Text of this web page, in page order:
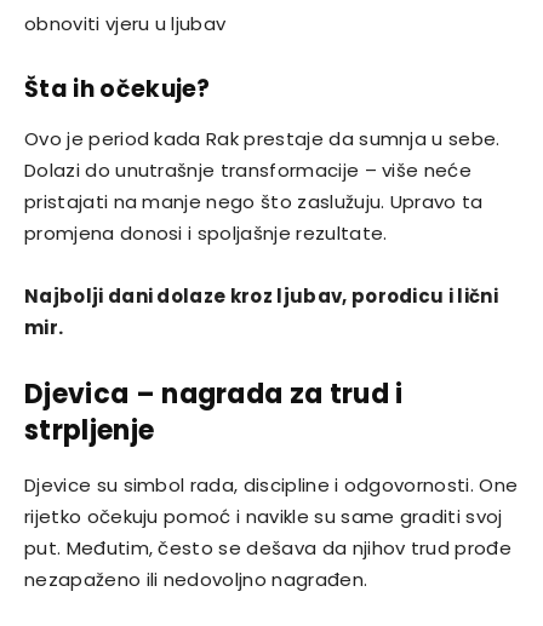
obnoviti vjeru u ljubav
Šta ih očekuje?
Ovo je period kada Rak prestaje da sumnja u sebe.
Dolazi do unutrašnje transformacije – više neće
pristajati na manje nego što zaslužuju. Upravo ta
promjena donosi i spoljašnje rezultate.
Najbolji dani dolaze kroz ljubav, porodicu i lični
mir.
Djevica – nagrada za trud i
strpljenje
Djevice su simbol rada, discipline i odgovornosti. One
rijetko očekuju pomoć i navikle su same graditi svoj
put. Međutim, često se dešava da njihov trud prođe
nezapaženo ili nedovoljno nagrađen.